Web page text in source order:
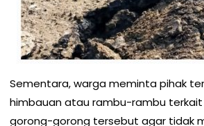
Sementara, warga meminta pihak
himbauan atau rambu-rambu
gorong-gorong tersebut agar tidak